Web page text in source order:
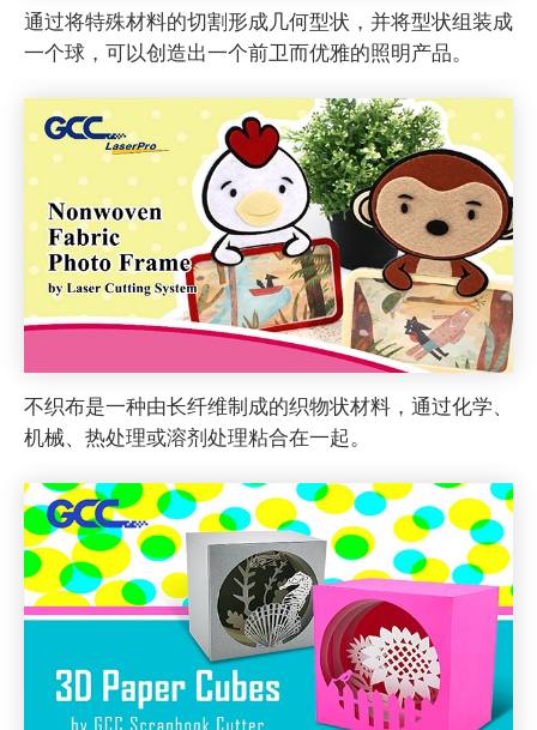
通过将特殊材料的切割形成几何型状，并将型状组装成
一个球，可以创造出一个前卫而优雅的照明产品。
不织布是一种由长纤维制成的织物状材料，通过化学、
机械、热处理或溶剂处理粘合在一起。